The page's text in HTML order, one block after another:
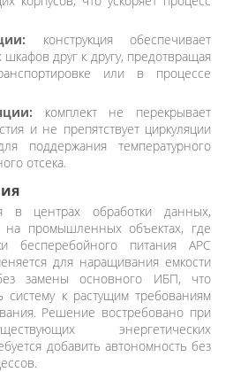
конструкция обеспечивает
друг к другу, предотвращая
или в процессе
комплект не перекрывает
и не препятствует циркуляции
поддержания температурного
отсека.
в центрах обработки данных,
на промышленных объектах, где
бесперебойного питания APC
для наращивания емкости
замены основного ИБП, что
систему к растущим требованиям
Решение востребовано при
энергетических
добавить автономность без